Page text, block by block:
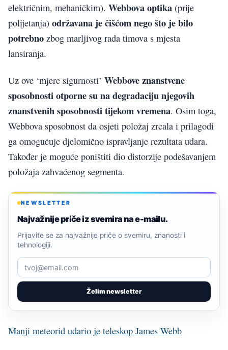
električnim, mehaničkim). Webbova optika (prije
polijetanja) održavana je čišćom nego što je bilo
potrebno zbog marljivog rada timova s mjesta
lansiranja.
Uz ove ‘mjere sigurnosti’ Webbove znanstvene
sposobnosti otporne su na degradaciju njegovih
znanstvenih sposobnosti tijekom vremena. Osim toga,
Webbova sposobnost da osjeti položaj zrcala i prilagodi
ga omogućuje djelomično ispravljanje rezultata udara.
Također je moguće poništiti dio distorzije podešavanjem
položaja zahvaćenog segmenta.
NEWSLETTER
Najvažnije priče iz svemira na e-mailu.
Želim newsletter
Prijavite se za najvažnije priče o svemiru, znanosti i
tehnologiji.
Manji meteorid udario je teleskop James Webb